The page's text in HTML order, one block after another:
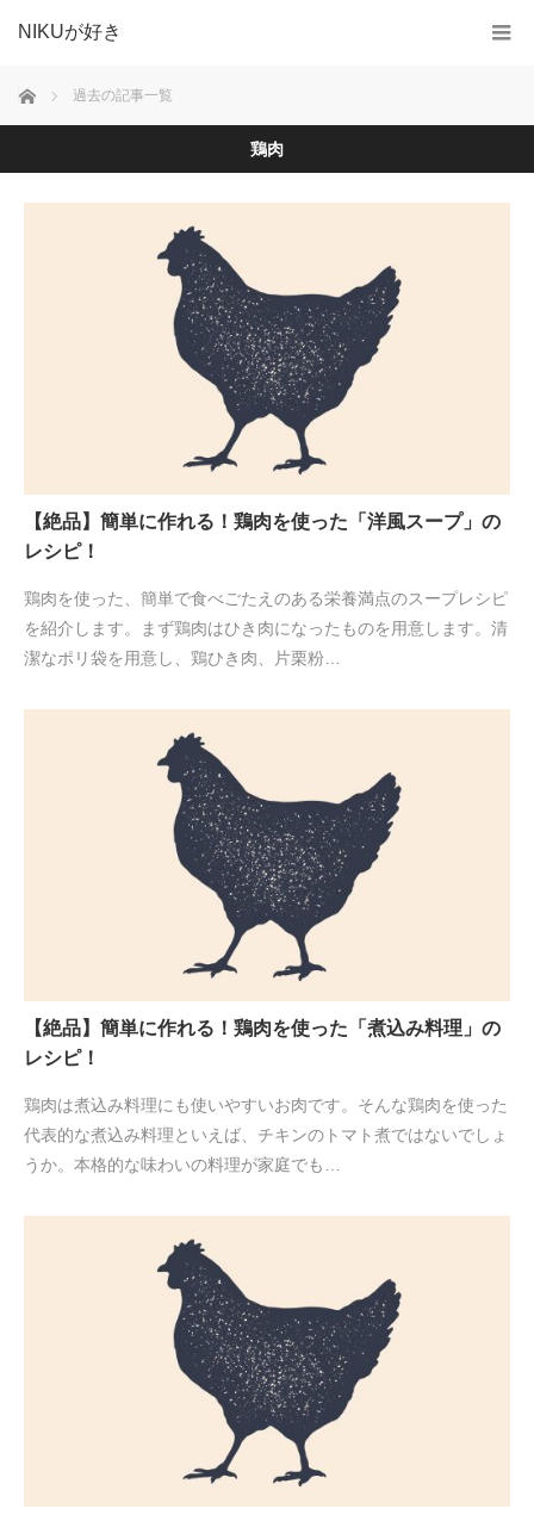
NIKUが好き
ホーム 過去の記事一覧
鶏肉
【絶品】簡単に作れる！鶏肉を使った「洋風スープ」の
レシピ！
鶏肉を使った、簡単で食べごたえのある栄養満点のスープレシピ
を紹介します。まず鶏肉はひき肉になったものを用意します。清
潔なポリ袋を用意し、鶏ひき肉、片栗粉…
【絶品】簡単に作れる！鶏肉を使った「煮込み料理」の
レシピ！
鶏肉は煮込み料理にも使いやすいお肉です。そんな鶏肉を使った
代表的な煮込み料理といえば、チキンのトマト煮ではないでしょ
うか。本格的な味わいの料理が家庭でも…